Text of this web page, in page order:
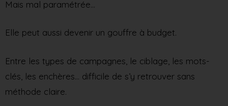
Mais mal paramétrée…
Elle peut aussi devenir un gouffre à budget.
Entre les types de campagnes, le ciblage, les mots-
clés, les enchères… difficile de s’y retrouver sans
méthode claire.